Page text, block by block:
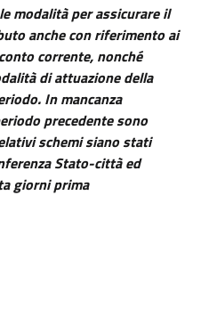
modalità per assicurare il
anche con riferimento ai
corrente, nonché
di attuazione della
In mancanza
precedente sono
schemi siano stati
Stato-città ed
giorni prima